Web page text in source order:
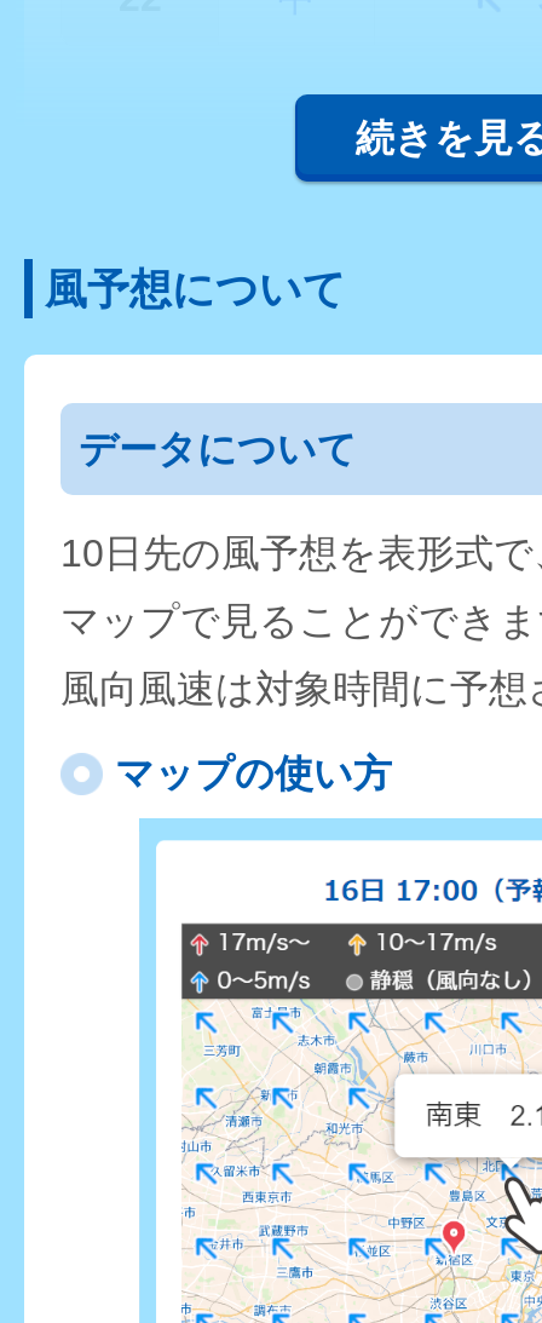
続きを見
風予想について
データについて
10日先の風予想を表形式
マップで見ることができ
風向風速は対象時間に予
マップの使い方